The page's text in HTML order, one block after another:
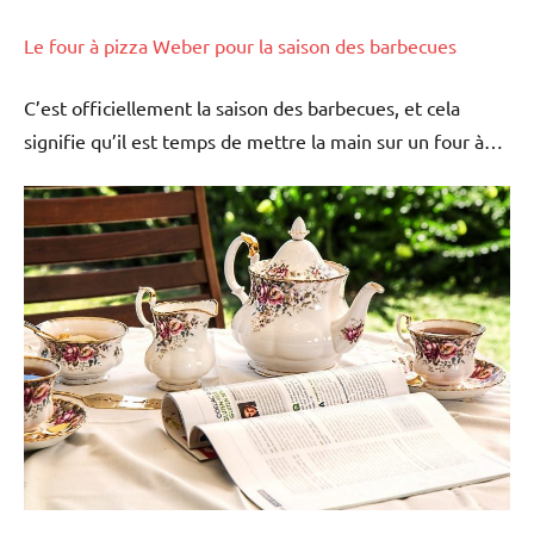
Le four à pizza Weber pour la saison des barbecues
C’est officiellement la saison des barbecues, et cela
signifie qu’il est temps de mettre la main sur un four à…